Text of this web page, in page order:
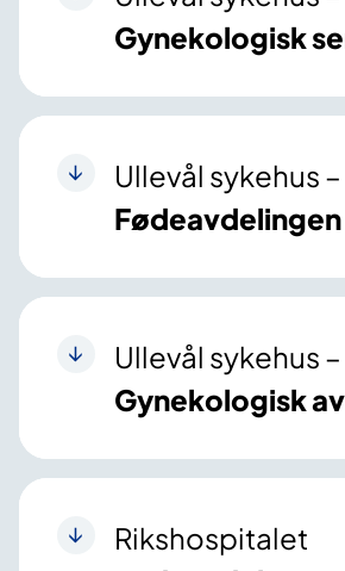
Gynekologisk
Ullevål sykehus
Fødeavdelingen
Ullevål sykehus
Gynekologisk
Rikshospitalet